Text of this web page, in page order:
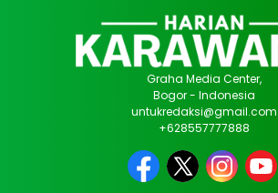
Graha Media Center,
Bogor - Indonesia
untukredaksi@gmail.com
+628557777888